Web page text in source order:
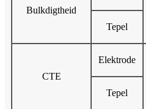
Bulkdigtheid
Tepel
CTE
Elektrode
Tepel